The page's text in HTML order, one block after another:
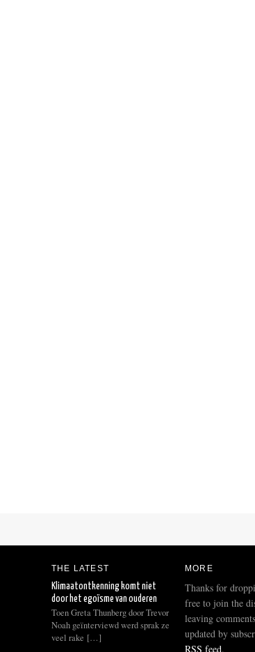
THE LATEST
Klimaatontkenning komt niet
door het egoïsme van ouderen
Toen Greta Thunberg door Trevor
Noah geïnterviewd werd sprak ze
veel rake […]
MORE
Thanks for
free to join the
leaving
updated by
RSS feed.